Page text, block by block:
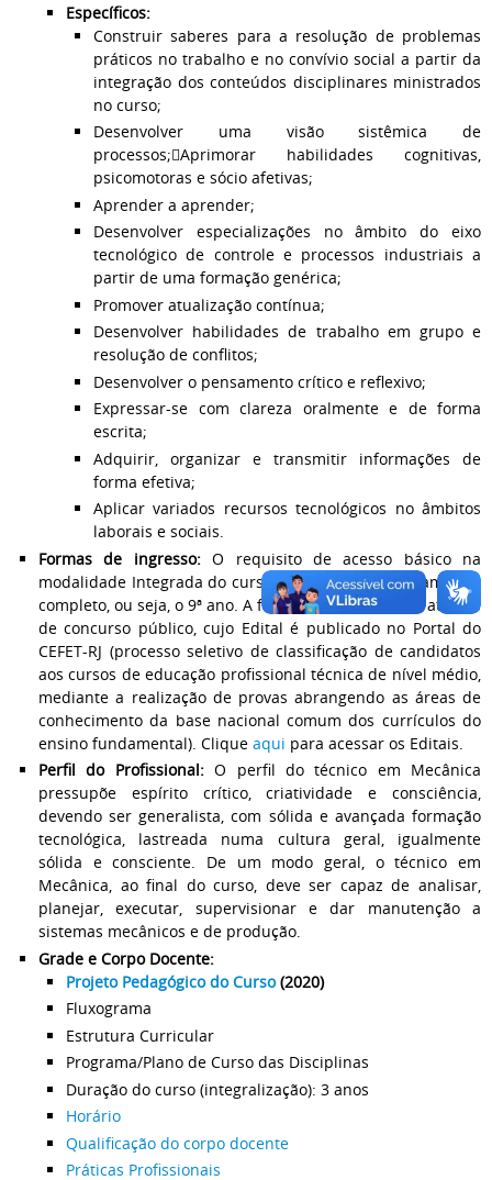
Específicos:
Construir saberes para a resolução de problemas
práticos no trabalho e no convívio social a partir da
integração dos conteúdos disciplinares ministrados
no curso;
Desenvolver uma visão sistêmica de
processos;Aprimorar habilidades cognitivas,
psicomotoras e sócio afetivas;
Aprender a aprender;
Desenvolver especializações no âmbito do eixo
tecnológico de controle e processos industriais a
partir de uma formação genérica;
Promover atualização contínua;
Desenvolver habilidades de trabalho em grupo e
resolução de conflitos;
Desenvolver o pensamento crítico e reflexivo;
Expressar-se com clareza oralmente e de forma
escrita;
Adquirir, organizar e transmitir informações de
forma efetiva;
Aplicar variados recursos tecnológicos no âmbitos
laborais e sociais.
Formas de ingresso:O requisito de acesso básico na
modalidade Integrada do curso é ter o ensino fundamental
completo, ou seja, o 9ª ano. A forma de acesso dá-se através
de concurso público, cujo Edital é publicado no Portal do
CEFET-RJ (processo seletivo de classificação de candidatos
aos cursos de educação profissional técnica de nível médio,
mediante a realização de provas abrangendo as áreas de
conhecimento da base nacional comum dos currículos do
ensino fundamental). Clique aqui para acessar os Editais.
Perfil do Profissional:O perfil do técnico em Mecânica
pressupõe espírito crítico, criatividade e consciência,
devendo ser generalista, com sólida e avançada formação
tecnológica, lastreada numa cultura geral, igualmente
sólida e consciente. De um modo geral, o técnico em
Mecânica, ao final do curso, deve ser capaz de analisar,
planejar, executar, supervisionar e dar manutenção a
sistemas mecânicos e de produção.
Grade e Corpo Docente:
Projeto Pedagógico do Curso(2020)
Fluxograma
Estrutura Curricular
Programa/Plano de Curso das Disciplinas
Duração do curso (integralização): 3 anos
Horário
Qualificação do corpo docente
Práticas Profissionais